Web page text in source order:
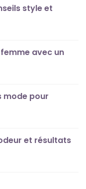
style et
avec un
mode pour
et résultats